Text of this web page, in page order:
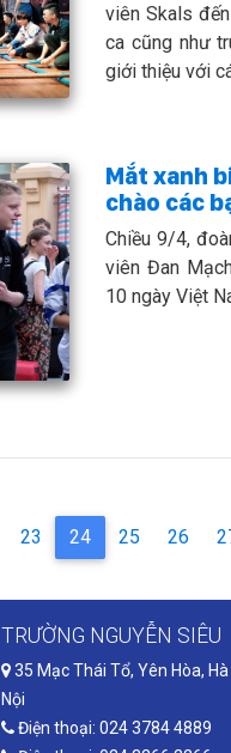
viên Skals
ca cũng như
giới thiệu với
Mắt xanh
chào các
Chiều 9/4,
viên Đan
10 ngày Việt
23 24(current)
25 26
TRƯỜNG NGUYỄN SIÊU
35 Mạc Thái Tổ, Yên Hòa, Hà
Nội
Điện thoại: 024 3784 4889